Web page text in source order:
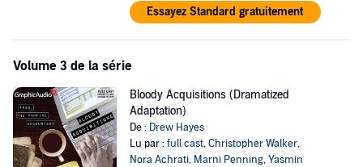
Essayez Standard gratuitement
Volume 3 de la série
Bloody Acquisitions (Dramatized
Adaptation)
De : Drew Hayes
Lu par :full cast,Christopher Walker,
Nora Achrati, Marni Penning,Yasmin